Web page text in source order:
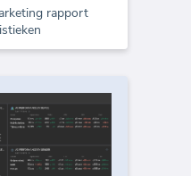
rapport